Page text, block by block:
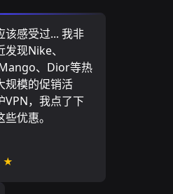
该感受过... 我非
现Nike、
、Dior等热
规模的促销活
VPN，我点了下
优惠。